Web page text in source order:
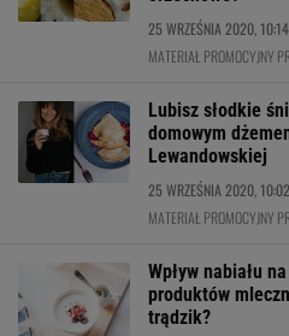
25 WRZEŚNIA 2020, 10:14
MATERIAŁ PROMOCYJNY
Lubisz słodkie
domowym
Lewandowskiej
25 WRZEŚNIA 2020, 10:02
MATERIAŁ PROMOCYJNY
Wpływ nabiału
produktów
trądzik?